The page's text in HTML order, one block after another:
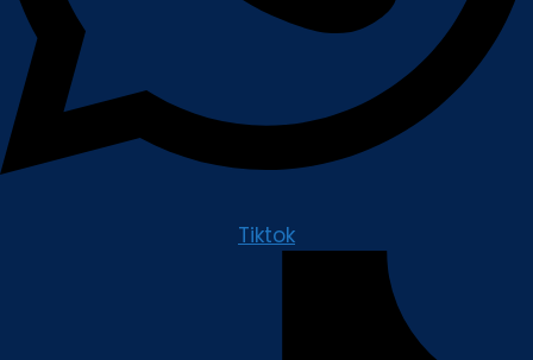
Tiktok